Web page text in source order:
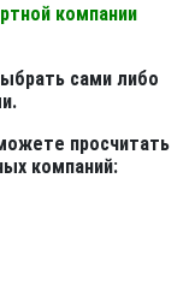
компании
сами либо
просчитать
компаний: